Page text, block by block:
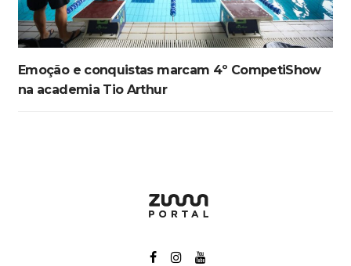
Emoção e conquistas marcam 4º CompetiShow
na academia Tio Arthur